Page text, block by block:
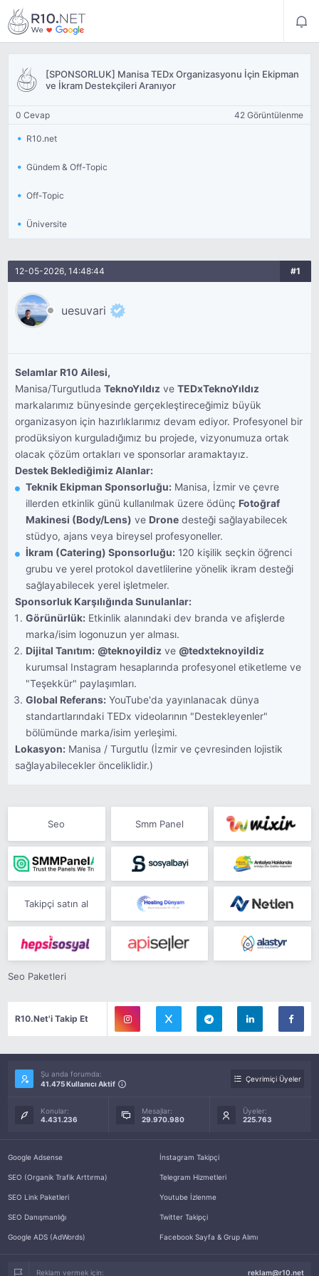
[SPONSORLUK] Manisa TEDx Organizasyonu İçin Ekipman
ve İkram Destekçileri Aranıyor
0 Cevap 42 Görüntülenme
R10.net
Gündem & Off-Topic
Off-Topic
Üniversite
12-05-2026, 14:48:44 #1
uesuvari
Selamlar R10 Ailesi,
Manisa/TurgutludaTeknoYıldız veTEDxTeknoYıldız
markalarımız bünyesinde gerçekleştireceğimiz büyük
organizasyon için hazırlıklarımız devam ediyor. Profesyonel bir
prodüksiyon kurguladığımız bu projede, vizyonumuza ortak
olacak çözüm ortakları ve sponsorlar aramaktayız.
Destek Beklediğimiz Alanlar:
Teknik Ekipman Sponsorluğu: Manisa, İzmir ve çevre
illerden etkinlik günü kullanılmak üzere ödünç Fotoğraf
Makinesi (Body/Lens) ve Drone desteği sağlayabilecek
stüdyo, ajans veya bireysel profesyoneller.
İkram (Catering) Sponsorluğu: 120 kişilik seçkin öğrenci
grubu ve yerel protokol davetlilerine yönelik ikram desteği
sağlayabilecek yerel işletmeler.
Sponsorluk Karşılığında Sunulanlar:
Görünürlük: Etkinlik alanındaki dev branda ve afişlerde
marka/isim logonuzun yer alması.
Dijital Tanıtım: @teknoyildiz ve @tedxteknoyildiz
kurumsal Instagram hesaplarında profesyonel etiketleme ve
"Teşekkür" paylaşımları.
Global Referans: YouTube'da yayınlanacak dünya
standartlarındaki TEDx videolarının "Destekleyenler"
bölümünde marka/isim yerleşimi.
Lokasyon: Manisa / Turgutlu (İzmir ve çevresinden lojistik
sağlayabilecekler önceliklidir.)
Seo Smm Panel
Takipçi satın al
Seo Paketleri
R10.Net'i Takip Et
Şu anda forumda:
41.475 Kullanıcı Aktif
Çevrimiçi Üyeler
Konular:
4.431.236
Mesajlar:
29.970.980
Üyeler:
225.763
Google Adsense
SEO (Organik Trafik Arttırma)
SEO Link Paketleri
SEO Danışmanlığı
Google ADS (AdWords)
İnstagram Takipçi
Telegram Hizmetleri
Youtube İzlenme
Twitter Takipçi
Facebook Sayfa & Grup Alımı
Reklam vermek için: reklam@r10.net